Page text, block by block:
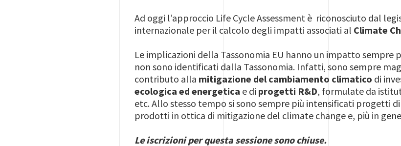
Ad oggi l’approccio Life Cycle Assessment è riconosciuto dal
internazionale per il calcolo degli impatti associati al Climate
Le implicazioni della Tassonomia EU hanno un impatto sempre
non sono identificati dalla Tassonomia. Infatti, sono sempre
contributo alla mitigazione del cambiamento climatico di
ecologica ed energetica e di progetti R&D, formulate da
etc. Allo stesso tempo si sono sempre più intensificati progetti
prodotti in ottica di mitigazione del climate change e, più in
Le iscrizioni per questa sessione sono chiuse.